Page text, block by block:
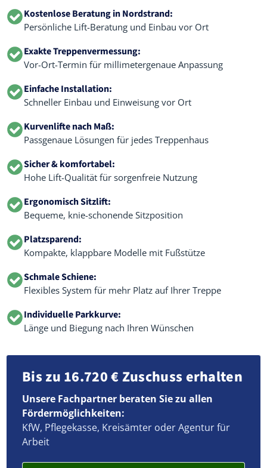
Kostenlose Beratung in Nordstrand:
Persönliche Lift-Beratung und Einbau vor Ort
Exakte Treppenvermessung:
Vor-Ort-Termin für millimetergenaue Anpassung
Einfache Installation:
Schneller Einbau und Einweisung vor Ort
Kurvenlifte nach Maß:
Passgenaue Lösungen für jedes Treppenhaus
Sicher & komfortabel:
Hohe Lift-Qualität für sorgenfreie Nutzung
Ergonomisch Sitzlift:
Bequeme, knie-schonende Sitzposition
Platzsparend:
Kompakte, klappbare Modelle mit Fußstütze
Schmale Schiene:
Flexibles System für mehr Platz auf Ihrer Treppe
Individuelle Parkkurve:
Länge und Biegung nach Ihren Wünschen
Bis zu 16.720 € Zuschuss erhalten
Unsere Fachpartner beraten Sie zu allen
Fördermöglichkeiten:
KfW, Pflegekasse, Kreisämter oder Agentur für
Arbeit